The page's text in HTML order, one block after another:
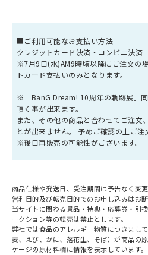
■ご利用可能なお支払い方法
クレジットカード決済・コンビニ決済
※7月9日(水)AM9時頃以降にご注文の
トカード支払いのみとなります。
※「BanG Dream! 10周年の軌跡展」
頂く事が出来ます。
また、その他の商品と合わせてご注文
とが出来ません。 予めご確認の上ご注
※後日再販売の可能性がございます。
商品仕様や発送日、受注期間は予告なく変
営利目的及び転売目的でのお申し込みはお断
当サイトに関わる景品・特典・応募券・引
ークション等の転売は禁止とします。
弊社では食品のアレルギー物質につきまし
麦、えび、かに、落花生、そば）が商品の
ケージの原材料欄に情報を表示しています。